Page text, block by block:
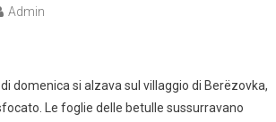
Admin
domenica si alzava sul villaggio di Berëzovka,
Le foglie delle betulle sussurravano